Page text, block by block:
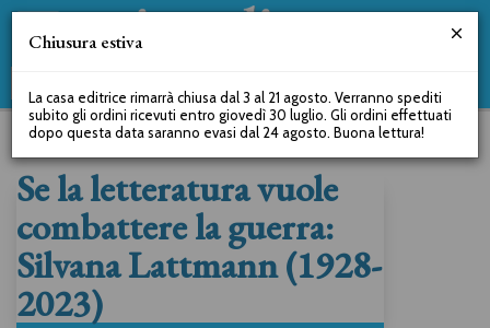
Se la letteratura vuole
combattere la guerra:
Silvana Lattmann (1928-
2023)
Chiusura estiva
La casa editrice rimarrà chiusa dal 3 al 21 agosto. Verranno spediti
subito gli ordini ricevuti entro giovedì 30 luglio. Gli ordini effettuati
dopo questa data saranno evasi dal 24 agosto. Buona lettura!